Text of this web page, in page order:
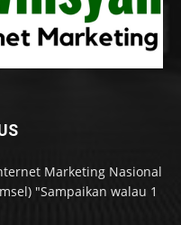
Marketing Nasional
"Sampaikan walau 1